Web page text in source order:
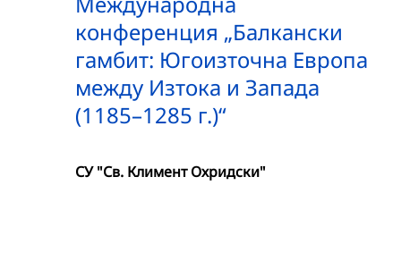
конференция „Балкански
гамбит: Югоизточна Европа
между Изтока и Запада
(1185–1285 г.)“
СУ "Св. Климент Охридски"